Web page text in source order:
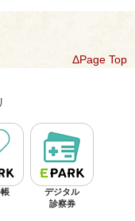
ΔPage Top